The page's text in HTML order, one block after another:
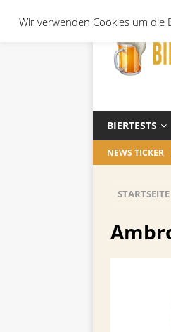
BIERTESTS
NEWS TICKER
STARTSEITE
Wir verwenden Cookies um